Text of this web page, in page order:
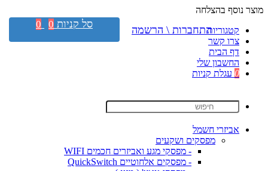
מוצר נוסף בהצלחה
קטגוריות
צרו קשר
דף הבית
החשבון שלי
0 עגלת קניות
אביזרי חשמל
מפסקים ושקעים
- מפסקי מגע ואביזרים חכמים WIFI
- מפסקים אלחוטיים QuickSwitch
התחברות \ הרשמה סל קניות 0
0